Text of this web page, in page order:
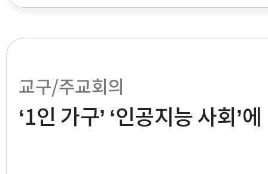
교구/주교회의
‘1인 가구’ ‘인공지능 사회’